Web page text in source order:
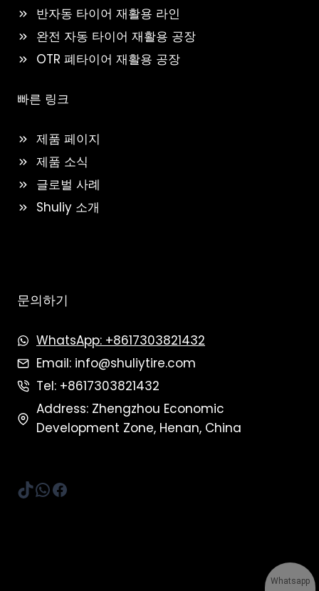
반자동 타이어 재활용 라인
완전 자동 타이어 재활용 공장
OTR 폐타이어 재활용 공장
빠른 링크
제품 페이지
제품 소식
글로벌 사례
Shuliy 소개
문의하기
WhatsApp: +8617303821432
Email: info@shuliytire.com
Tel: +8617303821432
Address: Zhengzhou Economic
Development Zone, Henan, China
TikTok
WhatsApp
Facebook
Whatsapp